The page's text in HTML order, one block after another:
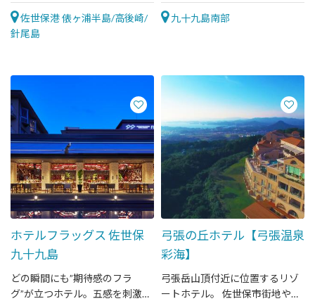
宿
佐世保港 俵ヶ浦半島/高後崎/
針尾島
ムなどホテルステイを満喫でき
るリゾートホテル
九十九島南部
ホテルフラッグス 佐世保
九十九島
どの瞬間にも”期待感のフラ
グ”が立つホテル。五感を刺激す
弓張の丘ホテル【弓張温泉
彩海】
弓張岳山頂付近に位置するリゾ
ートホテル。 佐世保市街地や九